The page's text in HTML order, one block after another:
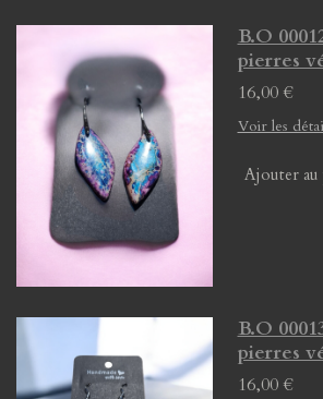
B.O
pierres
16,00 €
Voir les
Ajouter au
B.O
pierres
16,00 €